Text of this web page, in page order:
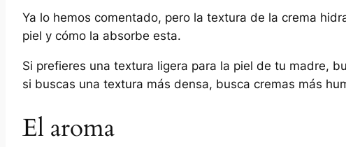
Ya lo hemos comentado, pero la textura de la crema
piel y cómo la absorbe esta.
Si prefieres una textura ligera para la piel de tu madre,
si buscas una textura más densa, busca cremas más
El aroma